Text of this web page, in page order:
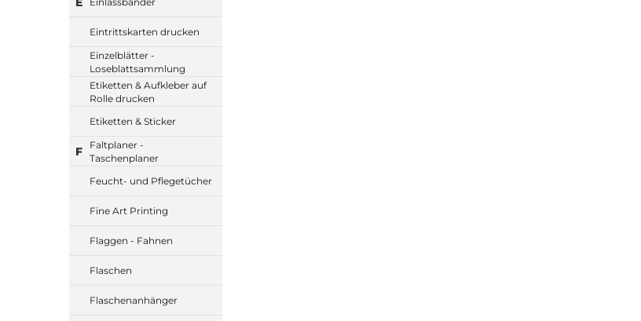
Eintrittskarten drucken
Einzelblätter -
Loseblattsammlung
Etiketten & Aufkleber auf
Rolle drucken
Etiketten & Sticker
F
Faltplaner -
Taschenplaner
Feucht- und Pflegetücher
Fine Art Printing
Flaggen - Fahnen
Flaschen
Flaschenanhänger